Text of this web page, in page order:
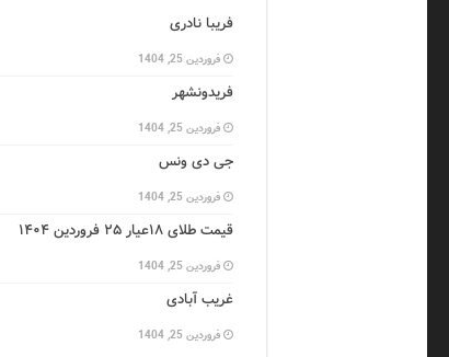
فریبا نادری
فروردین 25, 1404
فریدونشهر
فروردین 25, 1404
جی دی ونس
فروردین 25, 1404
قیمت طلای ۱۸عیار ۲۵ فروردین ۱۴۰۴
فروردین 25, 1404
غریب آبادی
فروردین 25, 1404